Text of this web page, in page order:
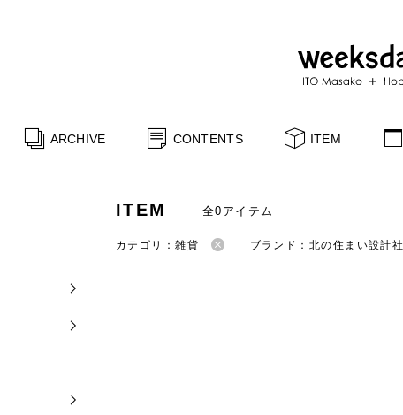
ARCHIVE CONTENTS ITEM
ITEM 全0アイテム
カテゴリ：雑貨 ブランド：北の住まい設計社